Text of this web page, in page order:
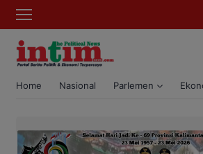
Home Nasional Parlemen